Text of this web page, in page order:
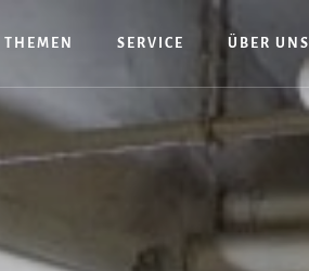
THEMEN SERVICE ÜBER UNS